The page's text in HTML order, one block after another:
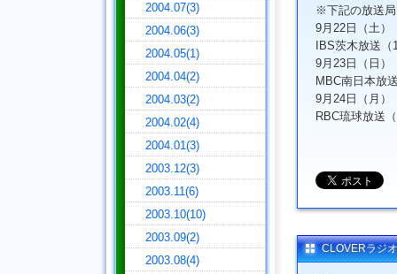
※下記の放送
9月22日（土）
IBS茨木放送
9月23日（日）
MBC南日本放
9月24日（月）
RBC琉球放送
CLOVERラジ
2004.07(3)
2004.06(3)
2004.05(1)
2004.04(2)
2004.03(2)
2004.02(4)
2004.01(3)
2003.12(3)
2003.11(6)
2003.10(10)
2003.09(2)
2003.08(4)